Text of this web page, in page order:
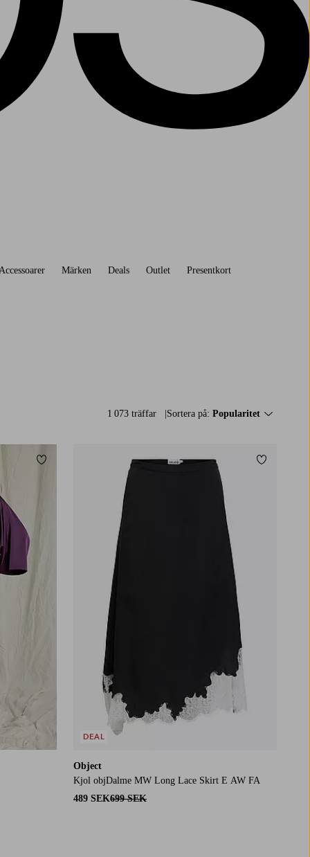
Accessoarer Märken Deals Outlet Presentkort
1 073 träffar Sortera på: Popularitet
Lägg till i favoriter
Object
Kjol objDalme MW Long Lace Skirt E AW FA
489 SEK699 SEK
DEAL
Lägg till i